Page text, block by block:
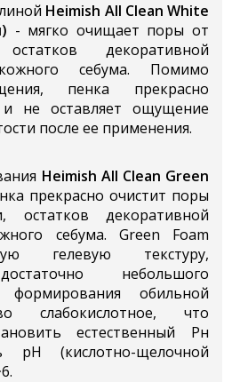
Heimish All Clean White
- мягко очищает поры от
декоративной
себума. Помимо
пенка прекрасно
не оставляет ощущение
после ее применения.
Heimish All Clean Green
прекрасно очистит поры
декоративной
себума. Green Foam
гелевую текстуру,
небольшого
формирования обильной
слабокислотное, что
естественный Рн
pH (кислотно-щелочной